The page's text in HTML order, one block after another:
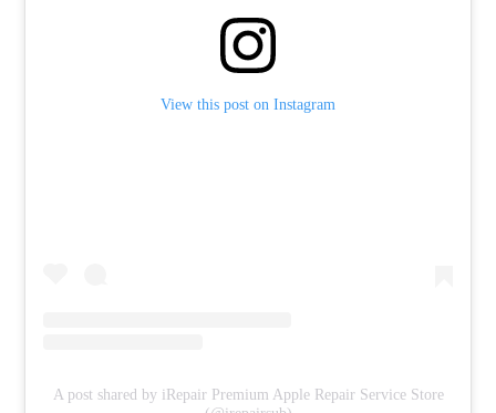
View this post on Instagram
A post shared by iRepair Premium Apple Repair Service Store